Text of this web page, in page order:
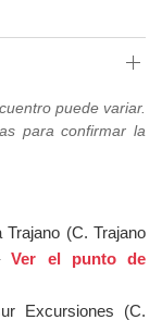
puede variar.
para confirmar la
(C. Trajano
Ver el punto de
Excursiones (C.